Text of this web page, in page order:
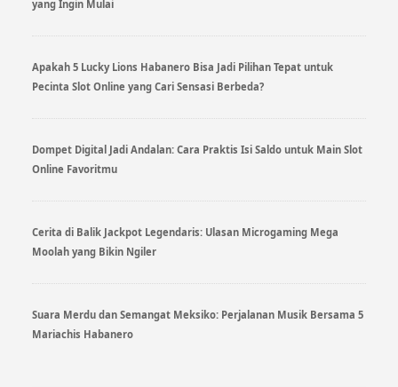
yang Ingin Mulai
Apakah 5 Lucky Lions Habanero Bisa Jadi Pilihan Tepat untuk
Pecinta Slot Online yang Cari Sensasi Berbeda?
Dompet Digital Jadi Andalan: Cara Praktis Isi Saldo untuk Main Slot
Online Favoritmu
Cerita di Balik Jackpot Legendaris: Ulasan Microgaming Mega
Moolah yang Bikin Ngiler
Suara Merdu dan Semangat Meksiko: Perjalanan Musik Bersama 5
Mariachis Habanero